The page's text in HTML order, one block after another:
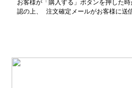
お客様が「購入する」ボタンを押した
認の上、 注文確定メールがお客様に送